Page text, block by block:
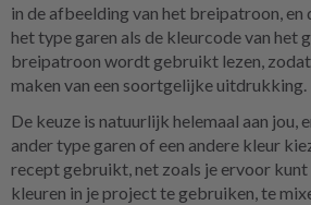
in de afbeelding van het breipatroon, en
het type garen als de kleurcode van het
breipatroon wordt gebruikt lezen,
maken van een soortgelijke uitdrukking.
De keuze is natuurlijk helemaal aan jou,
ander type garen of een andere kleur
recept gebruikt, net zoals je ervoor
kleuren in je project te gebruiken, te